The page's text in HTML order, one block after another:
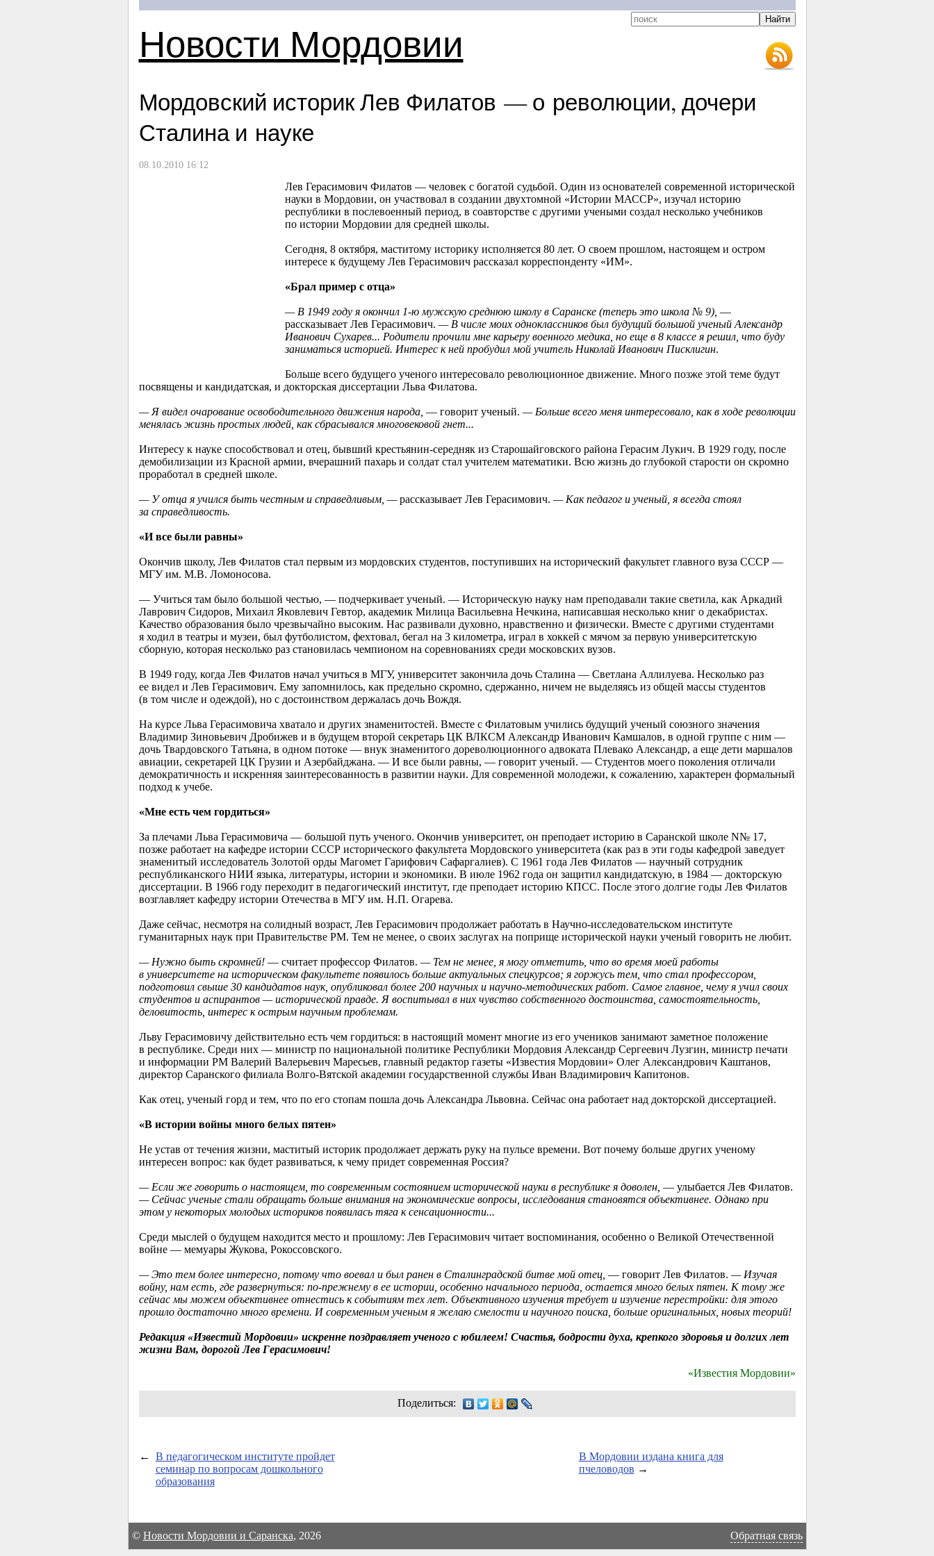
Новости Мордовии
Мордовский историк Лев Филатов — о революции, дочери
Сталина и науке
08.10.2010 16:12
Лев Герасимович Филатов — человек с богатой судьбой. Один из основателей современной исторической
науки в Мордовии, он участвовал в создании двухтомной «Истории МАССР», изучал историю
республики в послевоенный период, в соавторстве с другими учеными создал несколько учебников
по истории Мордовии для средней школы.
Сегодня, 8 октября, маститому историку исполняется 80 лет. О своем прошлом, настоящем и остром
интересе к будущему Лев Герасимович рассказал корреспонденту «ИМ».
«Брал пример с отца»
— В 1949 году я окончил 1-юмужскую среднюю школу в Саранске (теперь это школа № 9), —
рассказывает Лев Герасимович. — В числе моих одноклассников был будущий большой ученый Александр
Иванович Сухарев... Родители прочили мне карьеру военного медика, но еще в 8 классе я решил, что буду
заниматься историей. Интерес к ней пробудил мой учитель Николай Иванович Писклигин.
Больше всего будущего ученого интересовало революционное движение. Много позже этой теме будут
посвящены и кандидатская, и докторская диссертации Льва Филатова.
— Я видел очарование освободительного движения народа, — говорит ученый. — Больше всего меня интересовало, как в ходе революции
менялась жизнь простых людей, как сбрасывался многовековой гнет...
Интересу к науке способствовал и отец, бывший крестьянин-середняк из Старошайговского района Герасим Лукич. В 1929 году, после
демобилизации из Красной армии, вчерашний пахарь и солдат стал учителем математики. Всю жизнь до глубокой старости он скромно
проработал в средней школе.
— У отца я учился быть честным и справедливым, —рассказывает Лев Герасимович. — Как педагог и ученый, я всегда стоял
за справедливость.
«И все были равны»
Окончив школу, Лев Филатов стал первым из мордовских студентов, поступивших на исторический факультет главного вуза СССР —
МГУ им. М.В. Ломоносова.
— Учиться там было большой честью, — подчеркивает ученый. — Историческую науку нам преподавали такие светила, как Аркадий
Лаврович Сидоров, Михаил Яковлевич Гевтор, академик Милица Васильевна Нечкина, написавшая несколько книг о декабристах.
Качество образования было чрезвычайно высоким. Нас развивали духовно, нравственно и физически. Вместе с другими студентами
я ходил в театры и музеи, был футболистом, фехтовал, бегал на 3 километра, играл в хоккей с мячом за первую университетскую
сборную, которая несколько раз становилась чемпионом на соревнованиях среди московских вузов.
В 1949 году, когда Лев Филатов начал учиться в МГУ, университет закончила дочь Сталина — Светлана Аллилуева. Несколько раз
ее видел и Лев Герасимович. Ему запомнилось, как предельно скромно, сдержанно, ничем не выделяясь из общей массы студентов
(в том числе и одеждой), но с достоинством держалась дочь Вождя.
На курсе Льва Герасимовича хватало и других знаменитостей. Вместе с Филатовым учились будущий ученый союзного значения
Владимир Зиновьевич Дробижев и в будущем второй секретарь ЦК ВЛКСМ Александр Иванович Камшалов, в одной группе с ним —
дочь Твардовского Татьяна, в одном потоке — внук знаменитого дореволюционного адвоката Плевако Александр, а еще дети маршалов
авиации, секретарей ЦК Грузии и Азербайджана. — И все были равны, — говорит ученый. — Студентов моего поколения отличали
демократичность и искренняя заинтересованность в развитии науки. Для современной молодежи, к сожалению, характерен формальный
подход к учебе.
«Мне есть чем гордиться»
За плечами Льва Герасимовича — большой путь ученого. Окончив университет, он преподает историю в Саранской школе N№ 17,
позже работает на кафедре истории СССР исторического факультета Мордовского университета (как раз в эти годы кафедрой заведует
знаменитый исследователь Золотой орды Магомет Гарифович Сафаргалиев). С 1961 года Лев Филатов — научный сотрудник
республиканского НИИ языка, литературы, истории и экономики. В июле 1962 года он защитил кандидатскую, в 1984 — докторскую
диссертации. В 1966 году переходит в педагогический институт, где преподает историю КПСС. После этого долгие годы Лев Филатов
возглавляет кафедру истории Отечества в МГУ им. Н.П. Огарева.
Даже сейчас, несмотря на солидный возраст, Лев Герасимович продолжает работать в Научно-исследовательском институте
гуманитарных наук при Правительстве РМ. Тем не менее, о своих заслугах на поприще исторической науки ученый говорить не любит.
— Нужно быть скромней! — считает профессор Филатов. — Тем не менее, я могу отметить, что во время моей работы
в университете на историческом факультете появилось больше актуальных спецкурсов; я горжусь тем, что стал профессором,
подготовил свыше 30 кандидатов наук, опубликовал более 200 научных и научно-методических работ. Самое главное, чему я учил своих
студентов и аспирантов — исторической правде. Я воспитывал в них чувство собственного достоинства, самостоятельность,
деловитость, интерес к острым научным проблемам.
Льву Герасимовичу действительно есть чем гордиться: в настоящий момент многие из его учеников занимают заметное положение
в республике. Среди них — министр по национальной политике Республики Мордовия Александр Сергеевич Лузгин, министр печати
и информации РМ Валерий Валерьевич Маресьев, главный редактор газеты «Известия Мордовии» Олег Александрович Каштанов,
директор Саранского филиала Волго-Вятской академии государственной службы Иван Владимирович Капитонов.
Как отец, ученый горд и тем, что по его стопам пошла дочь Александра Львовна. Сейчас она работает над докторской диссертацией.
«В истории войны много белых пятен»
Не устав от течения жизни, маститый историк продолжает держать руку на пульсе времени. Вот почему больше других ученому
интересен вопрос: как будет развиваться, к чему придет современная Россия?
— Если же говорить о настоящем, то современным состоянием исторической науки в республике я доволен, — улыбается Лев Филатов.
— Сейчас ученые стали обращать больше внимания на экономические вопросы, исследования становятся объективнее. Однако при
этом у некоторых молодых историков появилась тяга к сенсационности...
Среди мыслей о будущем находится место и прошлому: Лев Герасимович читает воспоминания, особенно о Великой Отечественной
войне — мемуары Жукова, Рокоссовского.
— Это тем более интересно, потому что воевал и был ранен в Сталинградской битве мой отец, — говорит Лев Филатов. — Изучая
войну, нам есть, где развернуться: по-прежнему в ее истории, особенно начального периода, остается много белых пятен. К тому же
сейчас мы можем объективнее отнестись к событиям тех лет. Объективного изучения требует и изучение перестройки: для этого
прошло достаточно много времени. И современным ученым я желаю смелости и научного поиска, больше оригинальных, новых теорий!
Редакция «Известий Мордовии» искренне поздравляет ученого с юбилеем! Счастья, бодрости духа, крепкого здоровья и долгих лет
жизни Вам, дорогой Лев Герасимович!
«Известия Мордовии»
Поделиться:
←
В педагогическом институте пройдет
семинар по вопросам дошкольного
образования
В Мордовии издана книга для
пчеловодов →
© Новости Мордовии и Саранска, 2026 Обратная связь